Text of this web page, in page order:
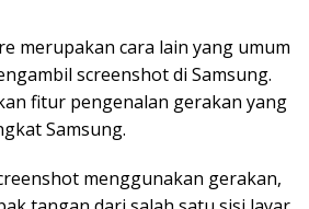
merupakan cara lain yang umum
screenshot di Samsung.
fitur pengenalan gerakan yang
Samsung.
menggunakan gerakan,